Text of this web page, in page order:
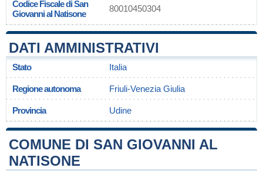
Codice Fiscale di San
Giovanni al Natisone
80010450304
DATI AMMINISTRATIVI
Stato Italia
Regione autonoma Friuli-Venezia Giulia
Provincia Udine
COMUNE DI SAN GIOVANNI AL
NATISONE